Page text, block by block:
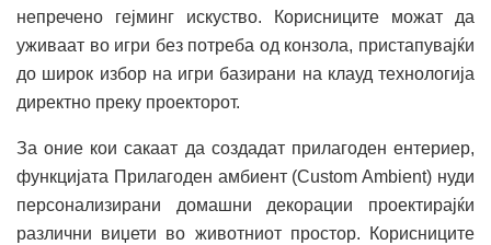
непречено гејминг искуство. Корисниците можат да
уживаат во игри без потреба од конзола, пристапувајќи
до широк избор на игри базирани на клауд технологија
директно преку проекторот.
За оние кои сакаат да создадат прилагоден ентериер,
функцијата Прилагоден амбиент (Custom Ambient) нуди
персонализирани домашни декорации проектирајќи
различни виџети во животниот простор. Корисниците